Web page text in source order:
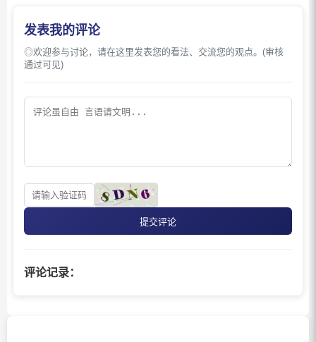
发表我的评论
◎欢迎参与讨论，请在这里发表您的看法、交流您的观点。(审核
通过可见)
提交评论
评论记录：